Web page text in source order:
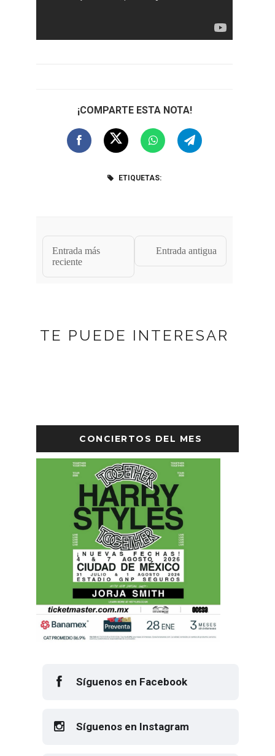
¡COMPARTE ESTA NOTA!
ETIQUETAS:
Entrada más
reciente
Entrada antigua
TE PUEDE INTERESAR
CONCIERTOS DEL MES
Síguenos en Facebook